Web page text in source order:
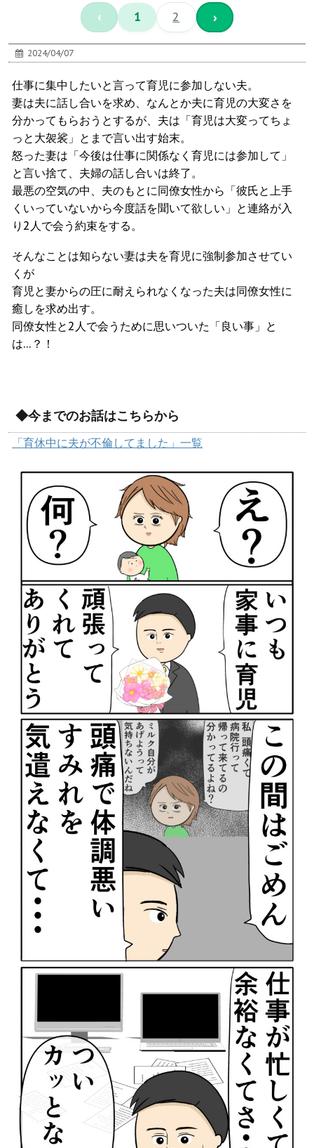
‹ 1 2 ›
2024/04/07
仕事に集中したいと言って育児に参加しない夫。
妻は夫に話し合いを求め、なんとか夫に育児の大変さを
分かってもらおうとするが、夫は「育児は大変ってちょ
っと大袈裟」とまで言い出す始末。
怒った妻は「今後は仕事に関係なく育児には参加して」
と言い捨て、夫婦の話し合いは終了。
最悪の空気の中、夫のもとに同僚女性から「彼氏と上手
くいっていないから今度話を聞いて欲しい」と連絡が入
り2人で会う約束をする。
そんなことは知らない妻は夫を育児に強制参加させてい
くが
育児と妻からの圧に耐えられなくなった夫は同僚女性に
癒しを求め出す。
同僚女性と2人で会うために思いついた「良い事」と
は…？！
◆今までのお話はこちらから
「育休中に夫が不倫してました」一覧